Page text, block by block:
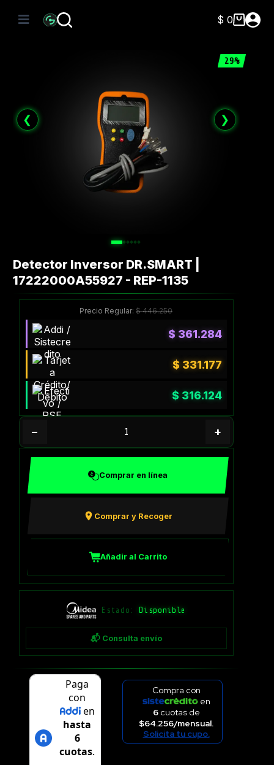
Carro
$ 0
29%
❮ ❯
Detector Inversor DR.SMART |
17222000A55927 - REP-1135
Precio Regular:$446.250
$ 361.284
$ 331.177
$ 316.124
− +
Comprar en línea
Comprar y Recoger
Añadir al Carrito
Estado: Disponible
📬 Consulta envío
Compra con
en
6cuotas de
$64.256/mensual.
Solicita tu cupo.